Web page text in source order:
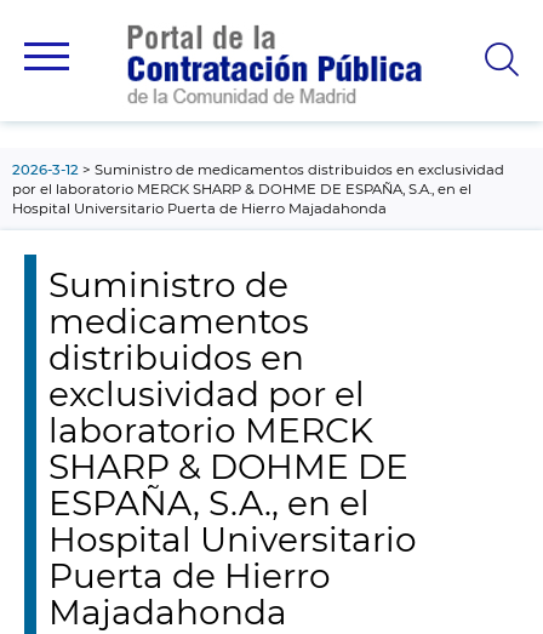
principal
2026-3-12
Suministro de medicamentos distribuidos en exclusividad
por el laboratorio MERCK SHARP & DOHME DE ESPAÑA, S.A., en el
Hospital Universitario Puerta de Hierro Majadahonda
Suministro de
medicamentos
distribuidos en
exclusividad por el
laboratorio MERCK
SHARP & DOHME DE
ESPAÑA, S.A., en el
Hospital Universitario
Puerta de Hierro
Majadahonda